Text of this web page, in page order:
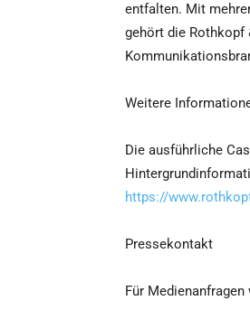
entfalten. Mit
gehört die Rothkopf
Weitere
Die ausführliche
https://
Pressekontakt
Für